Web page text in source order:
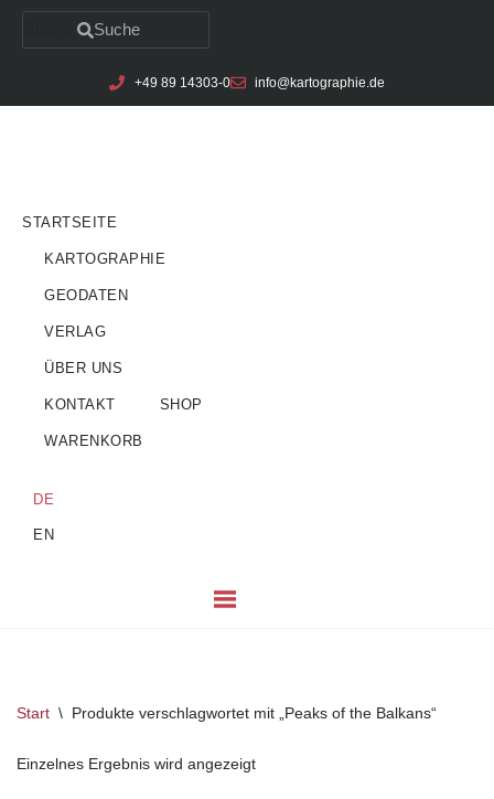
Suche
+49 89 14303-0 info@kartographie.de
STARTSEITE
KARTOGRAPHIE
GEODATEN
VERLAG
ÜBER UNS
KONTAKT SHOP
WARENKORB
DE
EN
Start \ Produkte verschlagwortet mit „Peaks of the Balkans“
Einzelnes Ergebnis wird angezeigt